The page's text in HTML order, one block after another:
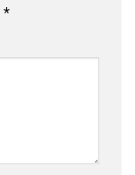
*